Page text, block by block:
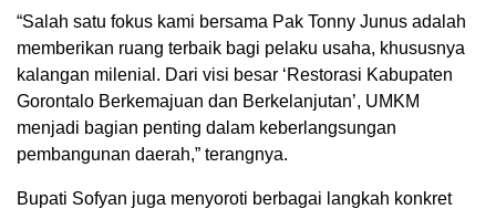
“Salah satu fokus kami bersama Pak Tonny Junus adalah
memberikan ruang terbaik bagi pelaku usaha, khususnya
kalangan milenial. Dari visi besar ‘Restorasi Kabupaten
Gorontalo Berkemajuan dan Berkelanjutan’, UMKM
menjadi bagian penting dalam keberlangsungan
pembangunan daerah,” terangnya.
Bupati Sofyan juga menyoroti berbagai langkah konkret